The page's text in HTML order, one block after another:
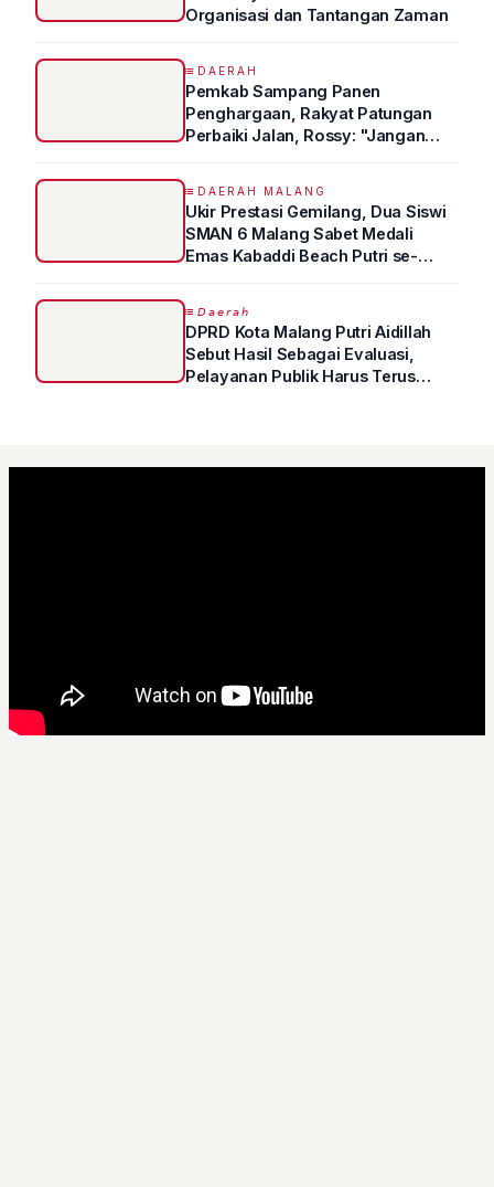
Organisasi dan Tantangan Zaman
DAERAH
Pemkab Sampang Panen
Penghargaan, Rakyat Patungan
Perbaiki Jalan, Rossy: "Jangan
DAERAH MALANG
Ukir Prestasi Gemilang, Dua Siswi
SMAN 6 Malang Sabet Medali
Emas Kabaddi Beach Putri se-
𝘋𝘢𝘦𝘳𝘢𝘩
DPRD Kota Malang Putri Aidillah
Sebut Hasil Sebagai Evaluasi,
Pelayanan Publik Harus Terus